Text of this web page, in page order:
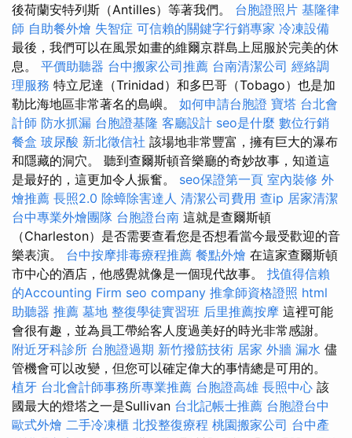
後荷蘭安特列斯（Antilles）等著我們。 台胞證照片 基隆律
師 自助餐外燴 失智症 可信賴的關鍵字行銷專家 冷凍設備
最後，我們可以在風景如畫的維爾京群島上屈服於完美的休
息。 平價助聽器 台中搬家公司推薦 台南清潔公司 經絡調
理服務 特立尼達（Trinidad）和多巴哥（Tobago）也是加
勒比海地區非常著名的島嶼。 如何申請台胞證 寶塔 台北會
計師 防水抓漏 台胞證基隆 客廳設計 seo是什麼 數位行銷
餐盒 玻尿酸 新北徵信社 該場地非常豐富，擁有巨大的瀑布
和隱藏的洞穴。 聽到查爾斯頓音樂廳的奇妙故事，知道這
是最好的，這更加令人振奮。 seo保證第一頁 室內裝修 外
燴推薦 長照2.0 除蟑除害達人 清潔公司費用 查ip 居家清潔
台中專業外燴團隊 台胞證台南 這就是查爾斯頓
（Charleston）是否需要查看您是否想看當今最受歡迎的音
樂表演。 台中按摩排毒療程推薦 餐點外燴 在這家查爾斯頓
市中心的酒店，他感覺就像是一個現代故事。 找值得信賴
的Accounting Firm seo company 推拿師資格證照 html
助聽器 推薦 墓地 整復學徒實習班 后里推薦按摩 這裡可能
會很有趣，並為員工帶給客人度過美好的時光非常感謝。
附近牙科診所 台胞證過期 新竹撥筋技術 居家 外牆 漏水 儘
管機會可以改變，但您可以確定偉大的事情總是可用的。
植牙 台北會計師事務所專業推薦 台胞證高雄 長照中心 該
國最大的燈塔之一是Sullivan 台北記帳士推薦 台胞證台中
歐式外燴 二手冷凍櫃 北投整復療程 桃園搬家公司 台中產